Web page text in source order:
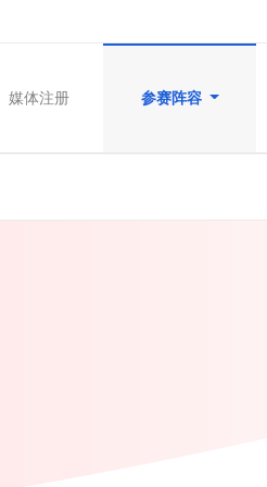
媒体注册 参赛阵容